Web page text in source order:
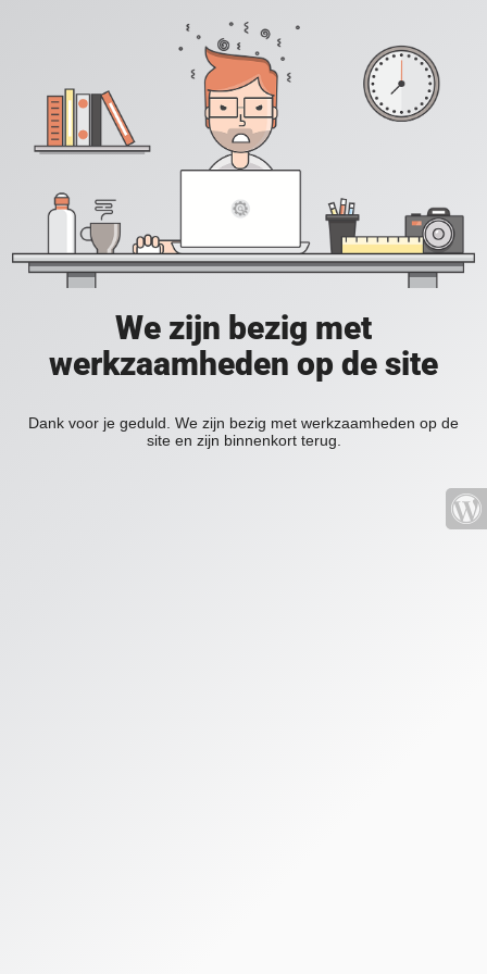
We zijn bezig met
werkzaamheden op de site
Dank voor je geduld. We zijn bezig met werkzaamheden op de
site en zijn binnenkort terug.